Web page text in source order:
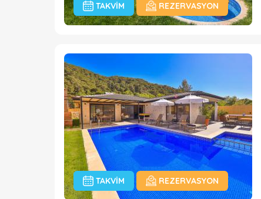
TAKVIM REZERVASYON
TAKVIM REZERVASYON